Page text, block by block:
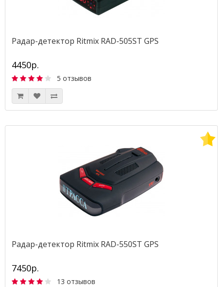
Радар-детектор Ritmix RAD-505ST GPS
4450р.
5 отзывов
Радар-детектор Ritmix RAD-550ST GPS
7450р.
13 отзывов